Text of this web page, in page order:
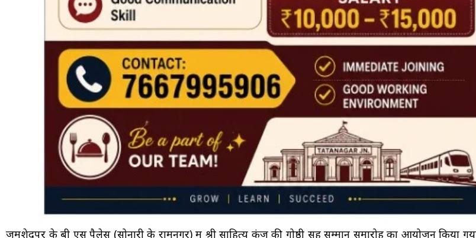
जमशेदपुर के बी एस पैलेस (सोनारी के रामनगर) में श्री साहित्य कुंज की गोष्ठी सह सम्मान समारोह का आयोजन किया